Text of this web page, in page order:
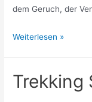
dem Geruch, der
Seifen
Weiterlesen »
Trekking